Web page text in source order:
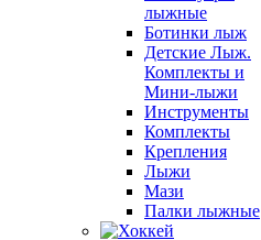
лыжные
Ботинки лыж
Детские Лыж.
Комплекты и
Мини-лыжи
Инструменты
Комплекты
Крепления
Лыжи
Мази
Палки лыжные